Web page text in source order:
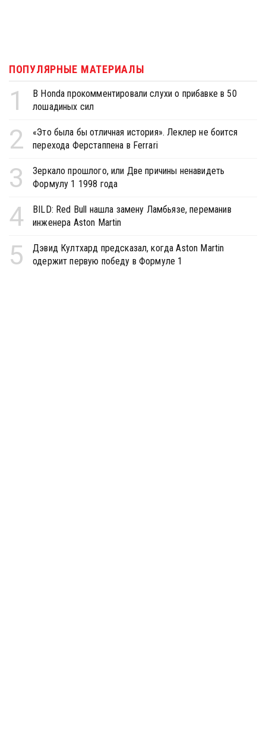
ПОПУЛЯРНЫЕ МАТЕРИАЛЫ
1
В Honda прокомментировали слухи о прибавке в 50
лошадиных сил
2
«Это была бы отличная история». Леклер не боится
перехода Ферстаппена в Ferrari
3
Зеркало прошлого, или Две причины ненавидеть
Формулу 1 1998 года
4
BILD: Red Bull нашла замену Ламбьязе, переманив
инженера Aston Martin
5
Дэвид Култхард предсказал, когда Aston Martin
одержит первую победу в Формуле 1